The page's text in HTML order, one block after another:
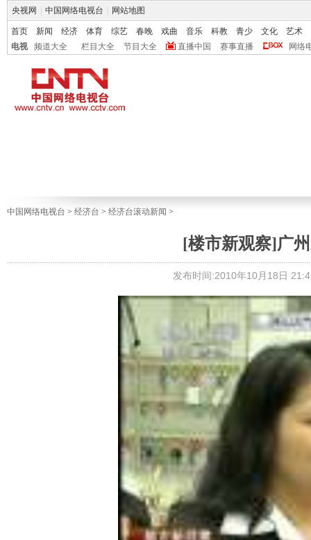
央视网 中国网络电视台 网站地图
首页 新闻 经济 体育 综艺 春晚 戏曲 音乐 科教 青少 文化
艺术
电视
频道大全 栏目大全 节目大全 直播中国 赛事直播 网络
中国网络电视台 > 经济台 > 经济台滚动新闻 >
[楼市新观察]广
发布时间:2010年10月18日